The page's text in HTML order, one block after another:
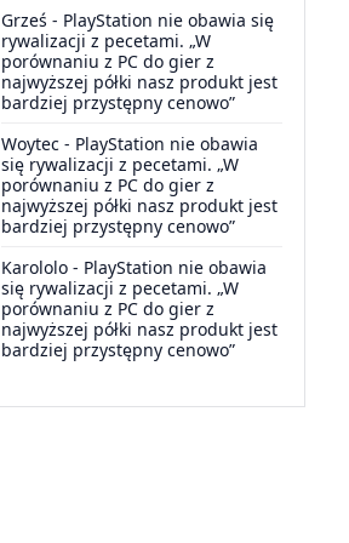
Grześ - PlayStation nie obawia się
rywalizacji z pecetami. „W
porównaniu z PC do gier z
najwyższej półki nasz produkt jest
bardziej przystępny cenowo”
Woytec - PlayStation nie obawia
się rywalizacji z pecetami. „W
porównaniu z PC do gier z
najwyższej półki nasz produkt jest
bardziej przystępny cenowo”
Karololo - PlayStation nie obawia
się rywalizacji z pecetami. „W
porównaniu z PC do gier z
najwyższej półki nasz produkt jest
bardziej przystępny cenowo”